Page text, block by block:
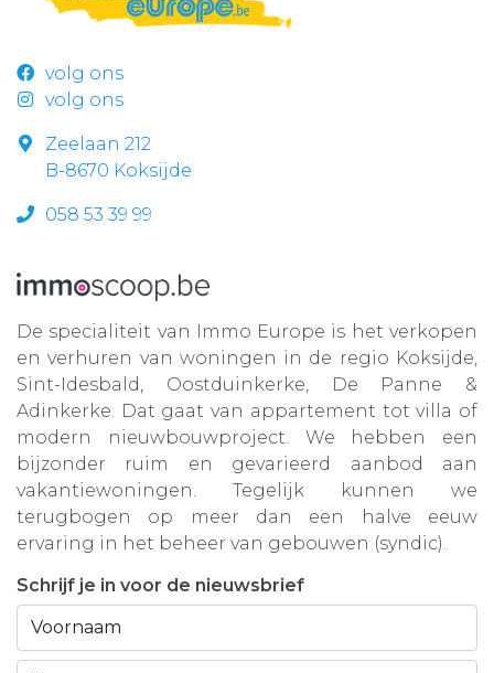
volg ons
volg ons
Zeelaan 212
B-8670 Koksijde
058 53 39 99
De specialiteit van Immo Europe is het verkopen
en verhuren van woningen in de regio Koksijde,
Sint-Idesbald, Oostduinkerke, De Panne &
Adinkerke. Dat gaat van appartement tot villa of
modern nieuwbouwproject. We hebben een
bijzonder ruim en gevarieerd aanbod aan
vakantiewoningen. Tegelijk kunnen we
terugbogen op meer dan een halve eeuw
ervaring in het beheer van gebouwen (syndic).
Schrijf je in voor de nieuwsbrief